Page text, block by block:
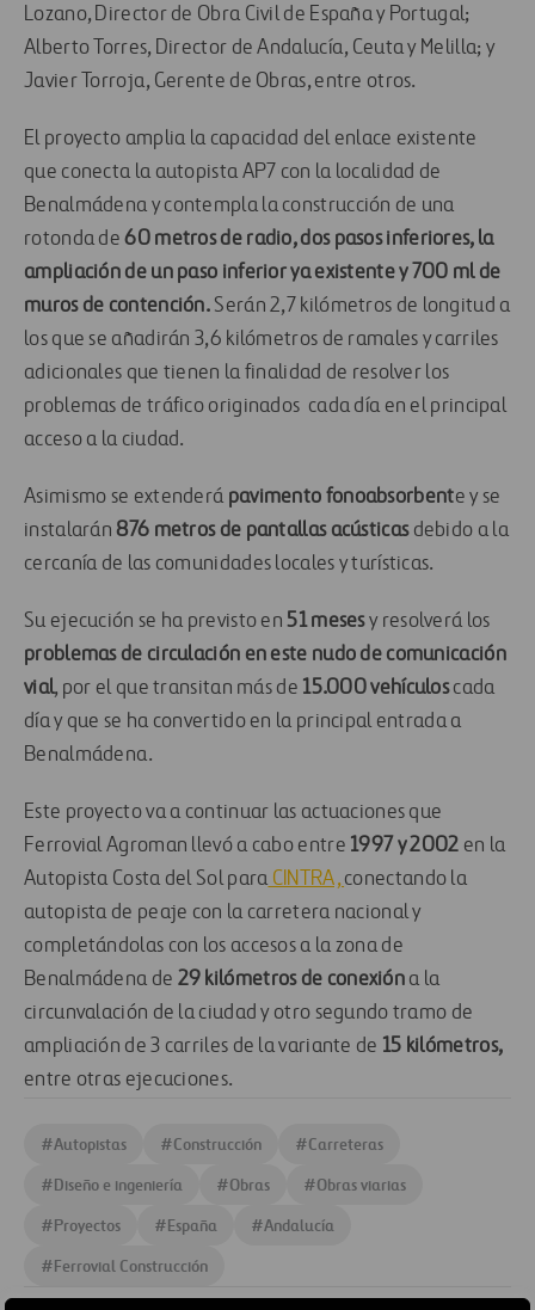
Lozano, Director de Obra Civil de España y Portugal;
Alberto Torres, Director de Andalucía, Ceuta y Melilla; y
Javier Torroja, Gerente de Obras, entre otros.
El proyecto amplia la capacidad del enlace existente
que conecta la autopista AP7 con la localidad de
Benalmádena y contempla la construcción de una
rotonda de 60 metros de radio, dos pasos inferiores, la
ampliación de un paso inferior ya existente y 700 ml de
muros de contención. Serán 2,7 kilómetros de longitud a
los que se añadirán 3,6 kilómetros de ramales y carriles
adicionales que tienen la finalidad de resolver los
problemas de tráfico originados cada día en el principal
acceso a la ciudad.
Asimismo se extenderá pavimento fonoabsorbente y se
instalarán876 metros de pantallas acústicasdebido a la
cercanía de las comunidades locales y turísticas.
Su ejecución se ha previsto en 51 mesesy resolverá los
problemas de circulación en este nudo de comunicación
vial, por el que transitan más de 15.000 vehículoscada
día y que se ha convertido en la principal entrada a
Benalmádena.
Este proyecto va a continuar las actuaciones que
Ferrovial Agroman llevó a cabo entre 1997 y 2002 en la
Autopista Costa del Sol para CINTRA,conectando la
autopista de peaje con la carretera nacional y
completándolas con los accesos a la zona de
Benalmádena de 29 kilómetros de conexión a la
circunvalación de la ciudad y otro segundo tramo de
ampliación de 3 carriles de la variante de 15 kilómetros,
entre otras ejecuciones.
#Autopistas #Construcción #Carreteras
#Diseño e ingeniería #Obras #Obras viarias
#Proyectos #España #Andalucía
#Ferrovial Construcción